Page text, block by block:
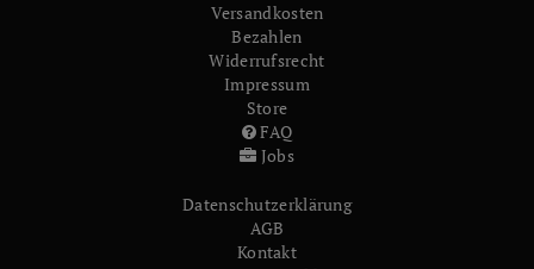
Versandkosten
Bezahlen
Widerrufs­recht
Impressum
Store
FAQ
Jobs
Daten­schutz­erklärung
AGB
Kontakt